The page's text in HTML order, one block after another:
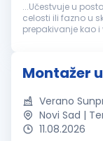
...Učestvuje u
celosti ili fazno u
prepakivanje kao
Montažer
Verano
Novi Sad |
11.08.2026